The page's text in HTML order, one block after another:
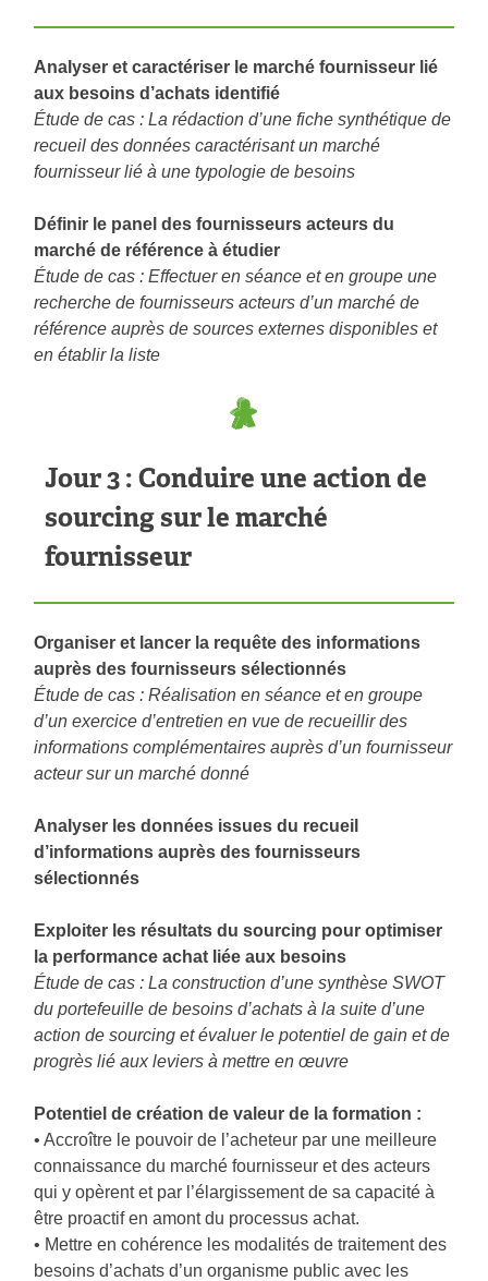
Analyser et caractériser le marché fournisseur lié
aux besoins d’achats identifié
Étude de cas : La rédaction d’une fiche synthétique de
recueil des données caractérisant un marché
fournisseur lié à une typologie de besoins
Définir le panel des fournisseurs acteurs du
marché de référence à étudier
Étude de cas : Effectuer en séance et en groupe une
recherche de fournisseurs acteurs d’un marché de
référence auprès de sources externes disponibles et
en établir la liste
Jour 3 : Conduire une action de
sourcing sur le marché
fournisseur
Organiser et lancer la requête des informations
auprès des fournisseurs sélectionnés
Étude de cas : Réalisation en séance et en groupe
d’un exercice d’entretien en vue de recueillir des
informations complémentaires auprès d’un fournisseur
acteur sur un marché donné
Analyser les données issues du recueil
d’informations auprès des fournisseurs
sélectionnés
Exploiter les résultats du sourcing pour optimiser
la performance achat liée aux besoins
Étude de cas : La construction d’une synthèse SWOT
du portefeuille de besoins d’achats à la suite d’une
action de sourcing et évaluer le potentiel de gain et de
progrès lié aux leviers à mettre en œuvre
Potentiel de création de valeur de la formation :
• Accroître le pouvoir de l’acheteur par une meilleure
connaissance du marché fournisseur et des acteurs
qui y opèrent et par l’élargissement de sa capacité à
être proactif en amont du processus achat.
• Mettre en cohérence les modalités de traitement des
besoins d’achats d’un organisme public avec les